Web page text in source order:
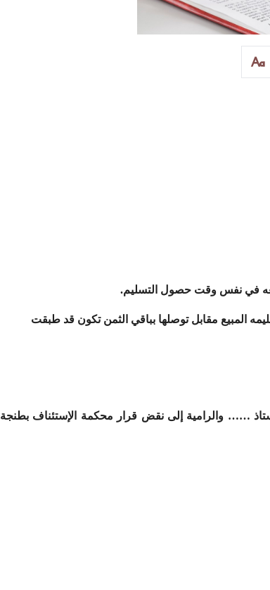
في نفس وقت حصول التسليم.
المبيع مقابل توصلها بباقي الثمن تكون قد طبقت
بواسطة نائبها الأستاذ …… والرامية إلى نقض قرار محكمة الإستئناف بطنجة